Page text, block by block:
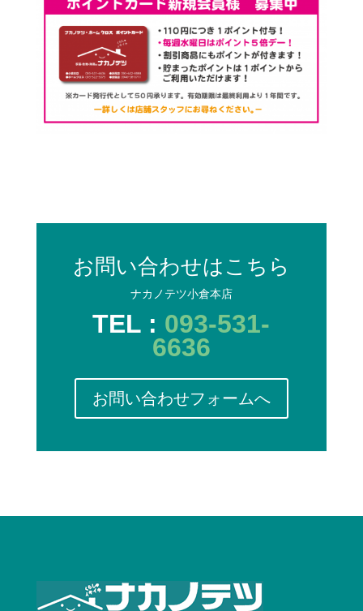
お問い合わせはこちら
ナカノテツ小倉本店
TEL : 093-531-
6636
お問い合わせフォームへ